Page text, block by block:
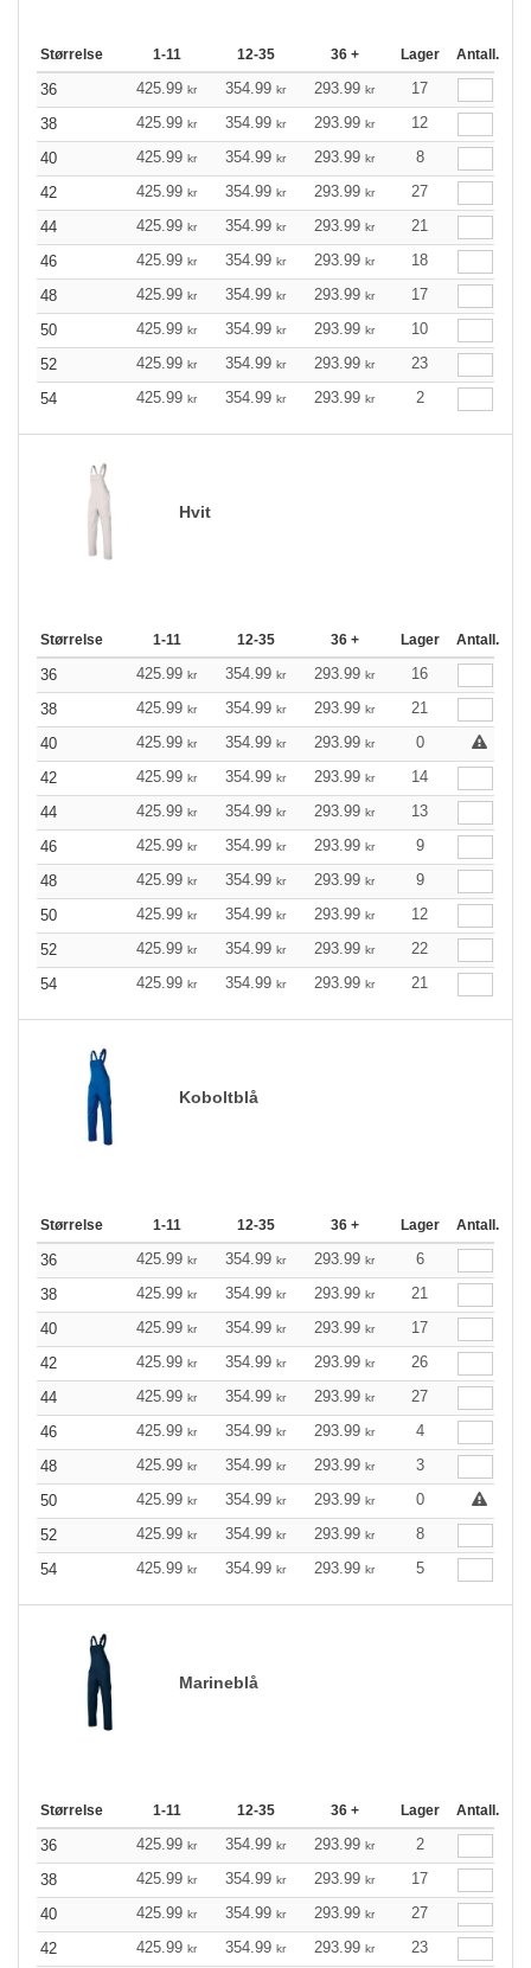
Størrelse 1-11 12-35 36 + Lager Antall.
36 425.99 kr 354.99 kr 293.99 kr
17
38
425.99 kr 354.99 kr 293.99 kr
12
40
425.99 kr 354.99 kr 293.99 kr
8
42
425.99 kr 354.99 kr 293.99 kr
27
44
425.99 kr 354.99 kr 293.99 kr
21
46
425.99 kr 354.99 kr 293.99 kr
18
48
425.99 kr 354.99 kr 293.99 kr
17
50
425.99 kr 354.99 kr 293.99 kr
10
52
425.99 kr 354.99 kr 293.99 kr
23
54
425.99 kr 354.99 kr 293.99 kr 2
Hvit
Størrelse 1-11 12-35 36 + Lager Antall.
36 425.99 kr 354.99 kr 293.99 kr
16
38
425.99 kr 354.99 kr 293.99 kr
21
40
425.99 kr 354.99 kr 293.99 kr
0
42
425.99 kr 354.99 kr 293.99 kr
14
44
425.99 kr 354.99 kr 293.99 kr
13
46
425.99 kr 354.99 kr 293.99 kr
9
48
425.99 kr 354.99 kr 293.99 kr
9
50
425.99 kr 354.99 kr 293.99 kr
12
52
425.99 kr 354.99 kr 293.99 kr
22
54
425.99 kr 354.99 kr 293.99 kr 21
Koboltblå
Størrelse 1-11 12-35 36 + Lager Antall.
36 425.99 kr 354.99 kr 293.99 kr
6
38
425.99 kr 354.99 kr 293.99 kr
21
40
425.99 kr 354.99 kr 293.99 kr
17
42
425.99 kr 354.99 kr 293.99 kr
26
44
425.99 kr 354.99 kr 293.99 kr
27
46
425.99 kr 354.99 kr 293.99 kr
4
48
425.99 kr 354.99 kr 293.99 kr
3
50
425.99 kr 354.99 kr 293.99 kr
0
52
425.99 kr 354.99 kr 293.99 kr
8
54
425.99 kr 354.99 kr 293.99 kr 5
Marineblå
Størrelse 1-11 12-35 36 + Lager Antall.
36 425.99 kr 354.99 kr 293.99 kr
2
38
425.99 kr 354.99 kr 293.99 kr
17
40
425.99 kr 354.99 kr 293.99 kr
27
42
425.99 kr 354.99 kr 293.99 kr
23